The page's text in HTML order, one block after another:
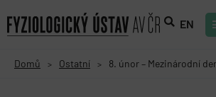
EN
Domů > Ostatní > 8. únor – Mezinárodní